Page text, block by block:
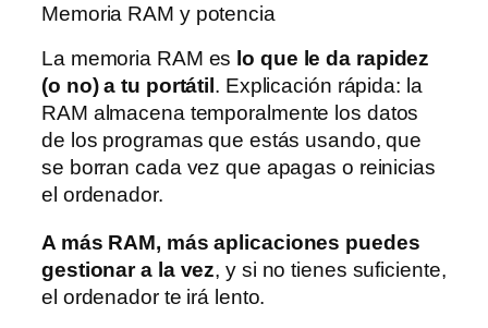
Memoria RAM y potencia
La memoria RAM es lo que le da rapidez
(o no) a tu portátil . Explicación rápida: la
RAM almacena temporalmente los datos
de los programas que estás usando, que
se borran cada vez que apagas o reinicias
el ordenador.
A más RAM, más aplicaciones puedes
gestionar a la vez, y si no tienes suficiente,
el ordenador te irá lento.